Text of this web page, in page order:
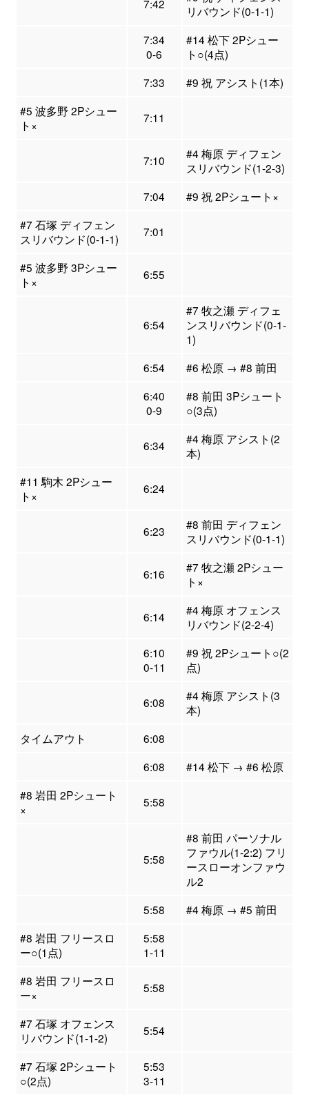
7:42
リバウンド(0-1-1)
7:34
0-6
#14 松下 2Pシュー
ト○(4点)
7:33
#9 祝 アシスト(1本)
#5 波多野 2Pシュー
ト×
7:11
7:10
#4 梅原 ディフェン
スリバウンド(1-2-3)
7:04
#9 祝 2Pシュート×
#7 石塚 ディフェン
スリバウンド(0-1-1)
7:01
#5 波多野 3Pシュー
ト×
6:55
6:54
#7 牧之瀬 ディフェ
ンスリバウンド(0-1-
1)
6:54
#6 松原 → #8 前田
6:40
0-9
#8 前田 3Pシュート
○(3点)
6:34
#4 梅原 アシスト(2
本)
#11 駒木 2Pシュー
ト×
6:24
6:23
#8 前田 ディフェン
スリバウンド(0-1-1)
6:16
#7 牧之瀬 2Pシュー
ト×
6:14
#4 梅原 オフェンス
リバウンド(2-2-4)
6:10
0-11
#9 祝 2Pシュート○(2
点)
6:08
#4 梅原 アシスト(3
本)
タイムアウト
6:08
6:08
#14 松下 → #6 松原
#8 岩田 2Pシュート
×
5:58
5:58
#8 前田 パーソナル
ファウル(1-2:2) フリ
ースローオンファウ
ル2
5:58
#4 梅原 → #5 前田
#8 岩田 フリースロ
ー○(1点)
5:58
1-11
#8 岩田 フリースロ
ー×
5:58
#7 石塚 オフェンス
リバウンド(1-1-2)
5:54
#7 石塚 2Pシュート
○(2点)
5:53
3-11